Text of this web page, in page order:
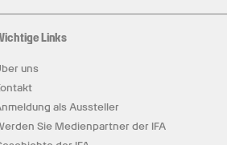
Links
uns
als Aussteller
Sie Medienpartner der IFA